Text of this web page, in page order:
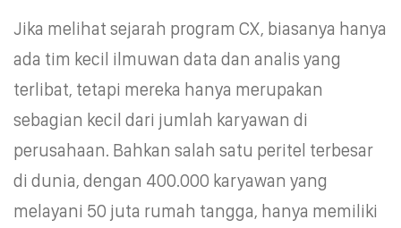
Jika melihat sejarah program CX, biasanya hanya
ada tim kecil ilmuwan data dan analis yang
terlibat, tetapi mereka hanya merupakan
sebagian kecil dari jumlah karyawan di
perusahaan. Bahkan salah satu peritel terbesar
di dunia, dengan 400.000 karyawan yang
melayani 50 juta rumah tangga, hanya memiliki